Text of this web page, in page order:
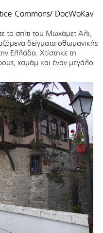
Commons/ DocWoKav
το σπίτι του Μωχάμετ Άλι,
δείγματα οθωμανικής
Ελλάδα. Χτίστηκε τη
χαμάμ και έναν μεγάλο